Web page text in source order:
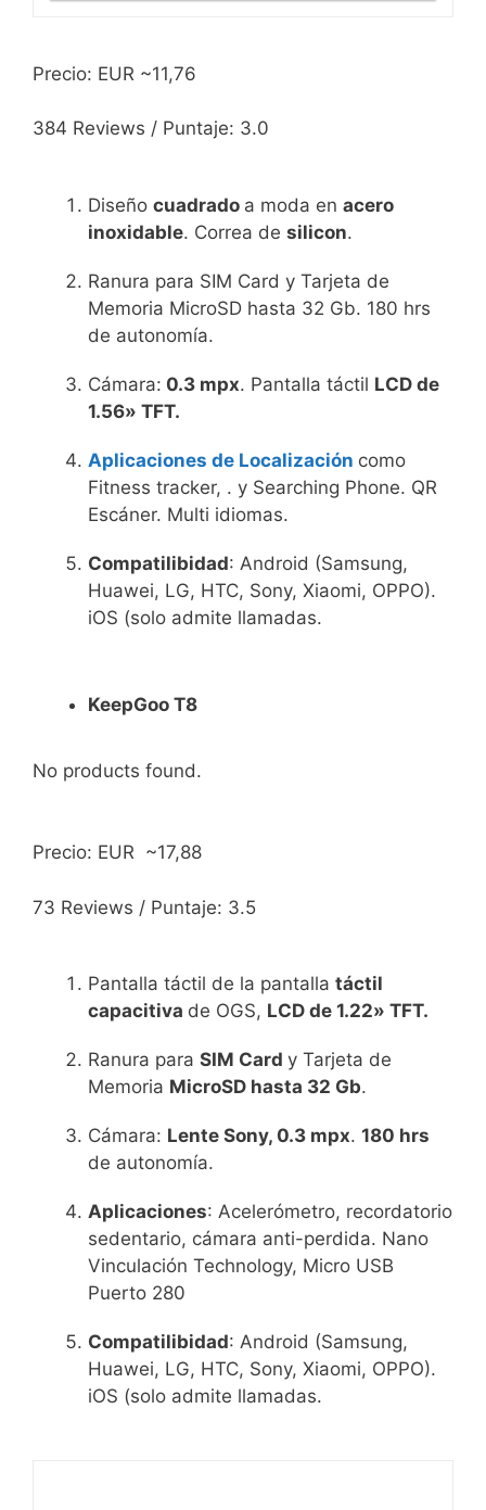
Precio: EUR ~11,76
384 Reviews / Puntaje: 3.0
Diseño cuadrado a moda en acero
inoxidable. Correa de silicon.
Ranura para SIM Card y Tarjeta de
Memoria MicroSD hasta 32 Gb. 180 hrs
de autonomía.
Cámara: 0.3 mpx. Pantalla táctil LCD de
1.56» TFT.
Aplicaciones de Localización como
Fitness tracker, . y Searching Phone. QR
Escáner. Multi idiomas.
Compatilibidad: Android (Samsung,
Huawei, LG, HTC, Sony, Xiaomi, OPPO).
iOS (solo admite llamadas.
KeepGoo T8
No products found.
Precio: EUR ~17,88
73 Reviews / Puntaje: 3.5
Pantalla táctil de la pantalla táctil
capacitiva de OGS, LCD de 1.22» TFT.
Ranura para SIM Card y Tarjeta de
Memoria MicroSD hasta 32 Gb.
Cámara: Lente Sony, 0.3 mpx. 180 hrs
de autonomía.
Aplicaciones: Acelerómetro, recordatorio
sedentario, cámara anti-perdida. Nano
Vinculación Technology, Micro USB
Puerto 280
Compatilibidad: Android (Samsung,
Huawei, LG, HTC, Sony, Xiaomi, OPPO).
iOS (solo admite llamadas.